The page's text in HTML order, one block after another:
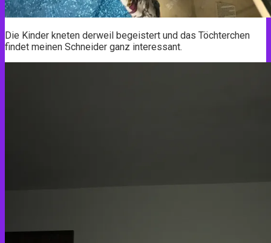
Die Kinder kneten derweil begeistert und das Töchterchen
findet meinen Schneider ganz interessant.